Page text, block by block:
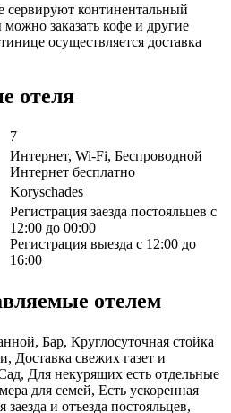
сервируют континентальный
заказать кофе и другие
осуществляется доставка
отеля
7
Интернет, Wi-Fi, Беспроводной
Интернет бесплатно
Koryschades
Регистрация заезда постояльцев с
12:00 до 00:00
Регистрация выезда с 12:00 до
16:00
отелем
Бар, Круглосуточная стойка
Доставка свежих газет и
Для некурящих есть отдельные
для семей, Есть ускоренная
заезда и отъезда постояльцев,